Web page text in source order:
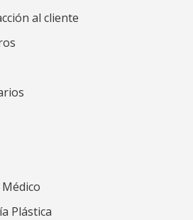
al cliente
Plástica